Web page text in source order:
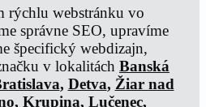
rýchlu webstránku vo
správne SEO, upravíme
špecifický webdizajn,
v lokalitách Banská
, Detva, Žiar nad
, Krupina, Lučenec,